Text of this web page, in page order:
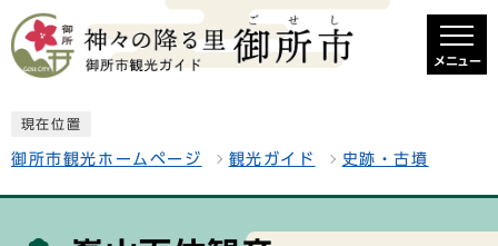
メニュー
現在位置
御所市観光ホームページ 観光ガイド 史跡・古墳